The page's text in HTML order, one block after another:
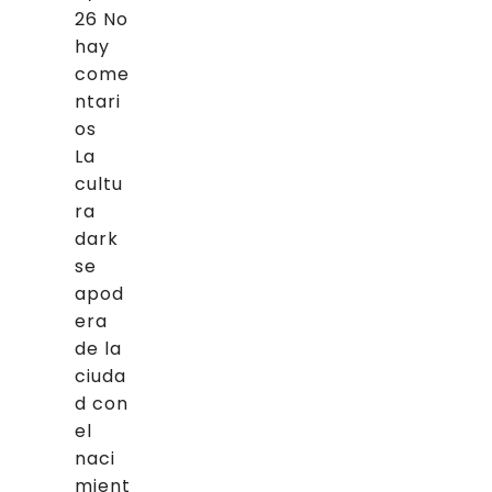
26 No
hay
come
ntari
os
La
cultu
ra
dark
se
apod
era
de la
ciuda
d con
el
naci
mient